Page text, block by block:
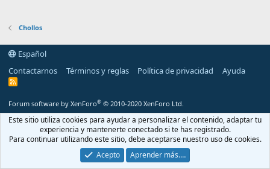
Chollos
Español
Contactarnos
Términos y reglas Política de privacidad Ayuda
R
Forum software by XenForo® © 2010-2020 XenForo Ltd.
Este sitio utiliza cookies para ayudar a personalizar el contenido, adaptar tu
experiencia y mantenerte conectado si te has registrado.
Para continuar utilizando este sitio, debe aceptarse nuestro uso de cookies.
Acepto
Aprender más.…